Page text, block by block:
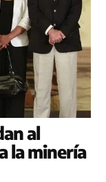
al
la minería